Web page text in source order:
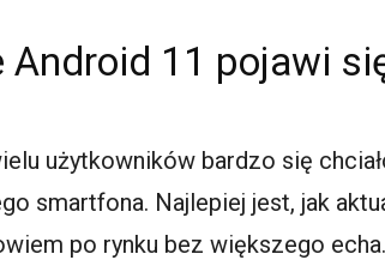
Android 11 pojawi
użytkowników bardzo się
smartfona. Najlepiej jest, jak
po rynku bez większego